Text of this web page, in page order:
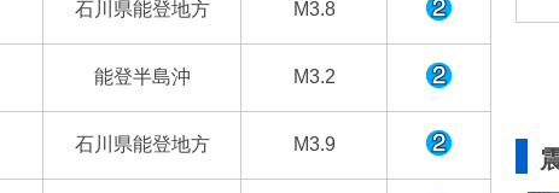
石川県能登地方 M3.8
能登半島沖 M3.2
石川県能登地方 M3.9